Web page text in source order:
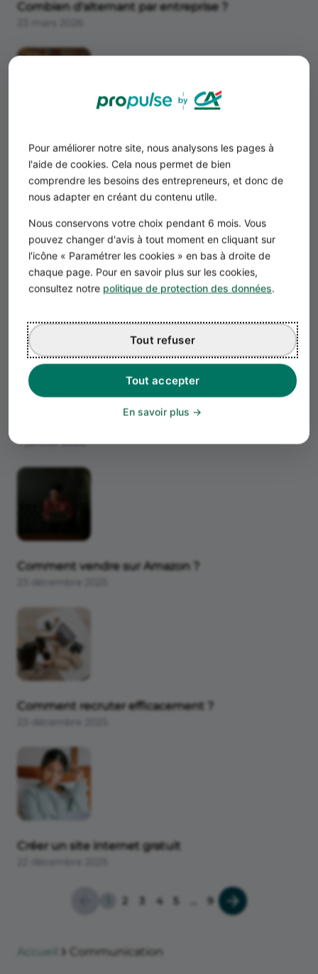
Pour améliorer notre site, nous analysons les pages à
l'aide de cookies. Cela nous permet de bien
comprendre les besoins des entrepreneurs, et donc de
nous adapter en créant du contenu utile.
Nous conservons votre choix pendant 6 mois. Vous
pouvez changer d'avis à tout moment en cliquant sur
l'icône « Paramétrer les cookies » en bas à droite de
chaque page. Pour en savoir plus sur les cookies,
consultez notre politique de protection des données.
Tout accepter
Tout refuser
En savoir plus
Combien d'alternant par entreprise ?
Comment trouver des fournisseurs ?
13 février 2026
Comment vendre ses créations ?
7 janvier 2026
Comment vendre sur Amazon ?
Comment recruter efficacement ?
Créer un site internet gratuit
2 4 9
Accueil Communication